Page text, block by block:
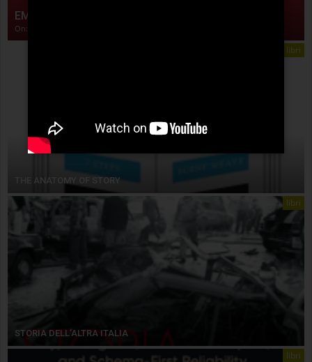
EMPIRISMO ERETICO
On:
libri
THE ANATOMY OF STORY
libri
STORIA DELL’ALTRA ITALIA
libri